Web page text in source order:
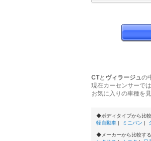
CTと ヴィラージュの
現在カーセンサーでは
お気に入りの車種を
◆ボディタイプから比
軽自動車 | ミニバン |
◆メーカーから比較す